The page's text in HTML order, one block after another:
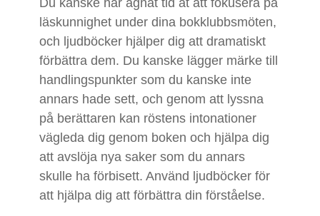
Du kanske har ägnat tid åt att fokusera på
läskunnighet under dina bokklubbsmöten,
och ljudböcker hjälper dig att dramatiskt
förbättra dem. Du kanske lägger märke till
handlingspunkter som du kanske inte
annars hade sett, och genom att lyssna
på berättaren kan röstens intonationer
vägleda dig genom boken och hjälpa dig
att avslöja nya saker som du annars
skulle ha förbisett. Använd ljudböcker för
att hjälpa dig att förbättra din förståelse.